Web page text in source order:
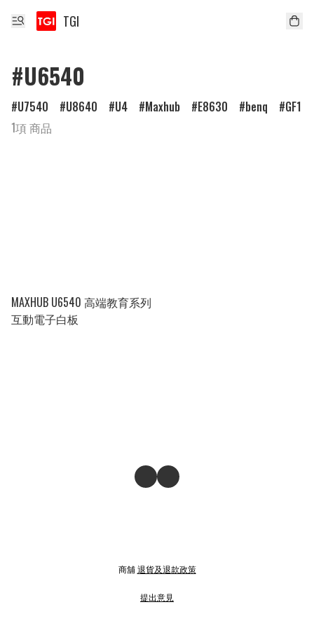
TGI
#U6540
U7540 U8640 U4 Maxhub E8630 benq
GF1
1項 商品
MAXHUB U6540 高端教育系列
互動電子白板
商舖退貨及退款政策
提出意見